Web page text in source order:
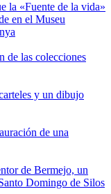
la «Fuente de la vida»
en el Museu
de las colecciones
y un dibujo
de una
de Bermejo, un
Domingo de Silos